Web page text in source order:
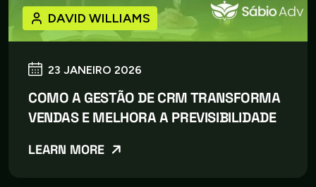
23 JANEIRO 2026
DAVID WILLIAMS
COMO A GESTÃO DE CRM TRANSFORMA
VENDAS E MELHORA A PREVISIBILIDADE
LEARN MORE